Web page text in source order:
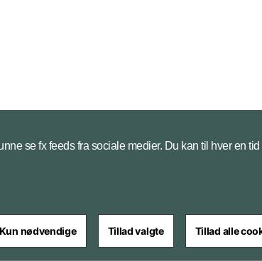
se fx feeds fra sociale medier. Du kan til hver en
Kun nødvendige Tillad valgte Tillad alle